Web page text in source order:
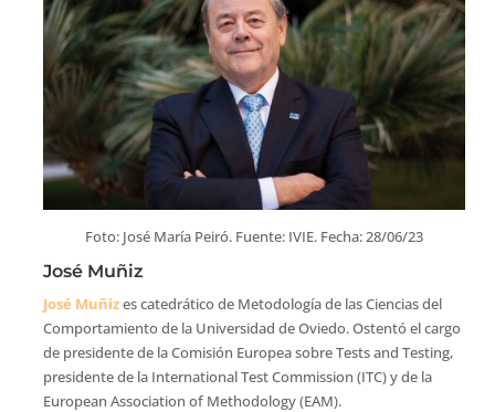
Foto: José María Peiró. Fuente: IVIE. Fecha: 28/06/23
José Muñiz
José Muñizes catedrático de Metodología de las Ciencias del
Comportamiento de la Universidad de Oviedo. Ostentó el cargo
de presidente de la Comisión Europea sobre Tests and Testing,
presidente de la International Test Commission (ITC) y de la
European Association of Methodology (EAM).